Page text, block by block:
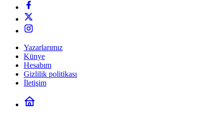
Yazarlarımız
Künye
Hesabım
Gizlilik politikası
İletişim